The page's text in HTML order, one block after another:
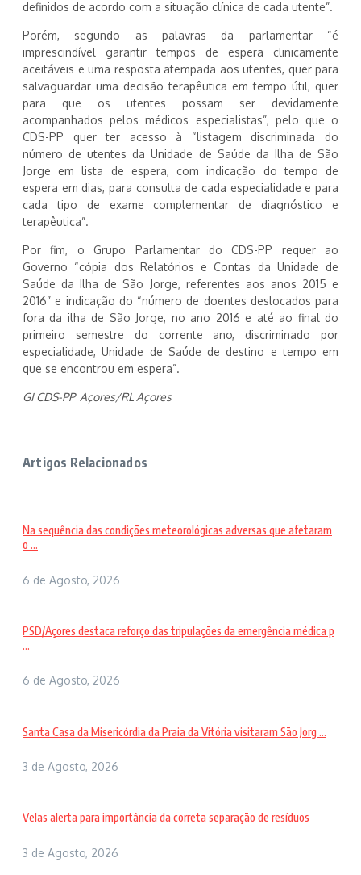
definidos de acordo com a situação clínica de cada utente”.
Porém, segundo as palavras da parlamentar “é
imprescindível garantir tempos de espera clinicamente
aceitáveis e uma resposta atempada aos utentes, quer para
salvaguardar uma decisão terapêutica em tempo útil, quer
para que os utentes possam ser devidamente
acompanhados pelos médicos especialistas”, pelo que o
CDS-PP quer ter acesso à “listagem discriminada do
número de utentes da Unidade de Saúde da Ilha de São
Jorge em lista de espera, com indicação do tempo de
espera em dias, para consulta de cada especialidade e para
cada tipo de exame complementar de diagnóstico e
terapêutica”.
Por fim, o Grupo Parlamentar do CDS-PP requer ao
Governo “cópia dos Relatórios e Contas da Unidade de
Saúde da Ilha de São Jorge, referentes aos anos 2015 e
2016” e indicação do “número de doentes deslocados para
fora da ilha de São Jorge, no ano 2016 e até ao final do
primeiro semestre do corrente ano, discriminado por
especialidade, Unidade de Saúde de destino e tempo em
que se encontrou em espera”.
GI CDS-PP Açores/RL Açores
Artigos Relacionados
Na sequência das condições meteorológicas adversas que afetaram
o ...
6 de Agosto, 2026
PSD/Açores destaca reforço das tripulações da emergência médica p
...
6 de Agosto, 2026
Santa Casa da Misericórdia da Praia da Vitória visitaram São Jorg ...
3 de Agosto, 2026
Velas alerta para importância da correta separação de resíduos
3 de Agosto, 2026